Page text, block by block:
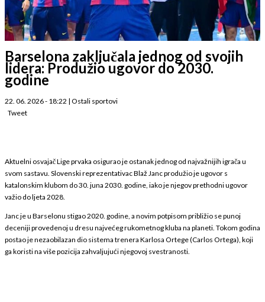
Barselona zaključala jednog od svojih
lidera: Produžio ugovor do 2030.
godine
22. 06. 2026 - 18:22 | Ostali sportovi
Tweet
Aktuelni osvajač Lige prvaka osigurao je ostanak jednog od najvažnijih igrača u
svom sastavu. Slovenski reprezentativac Blaž Janc produžio je ugovor s
katalonskim klubom do 30. juna 2030. godine, iako je njegov prethodni ugovor
važio do ljeta 2028.
Janc je u Barselonu stigao 2020. godine, a novim potpisom približio se punoj
deceniji provedenoj u dresu najvećeg rukometnog kluba na planeti. Tokom godina
postao je nezaobilazan dio sistema trenera Karlosa Ortege (Carlos Ortega), koji
ga koristi na više pozicija zahvaljujući njegovoj svestranosti.